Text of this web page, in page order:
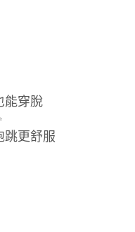
能穿脫
更舒服